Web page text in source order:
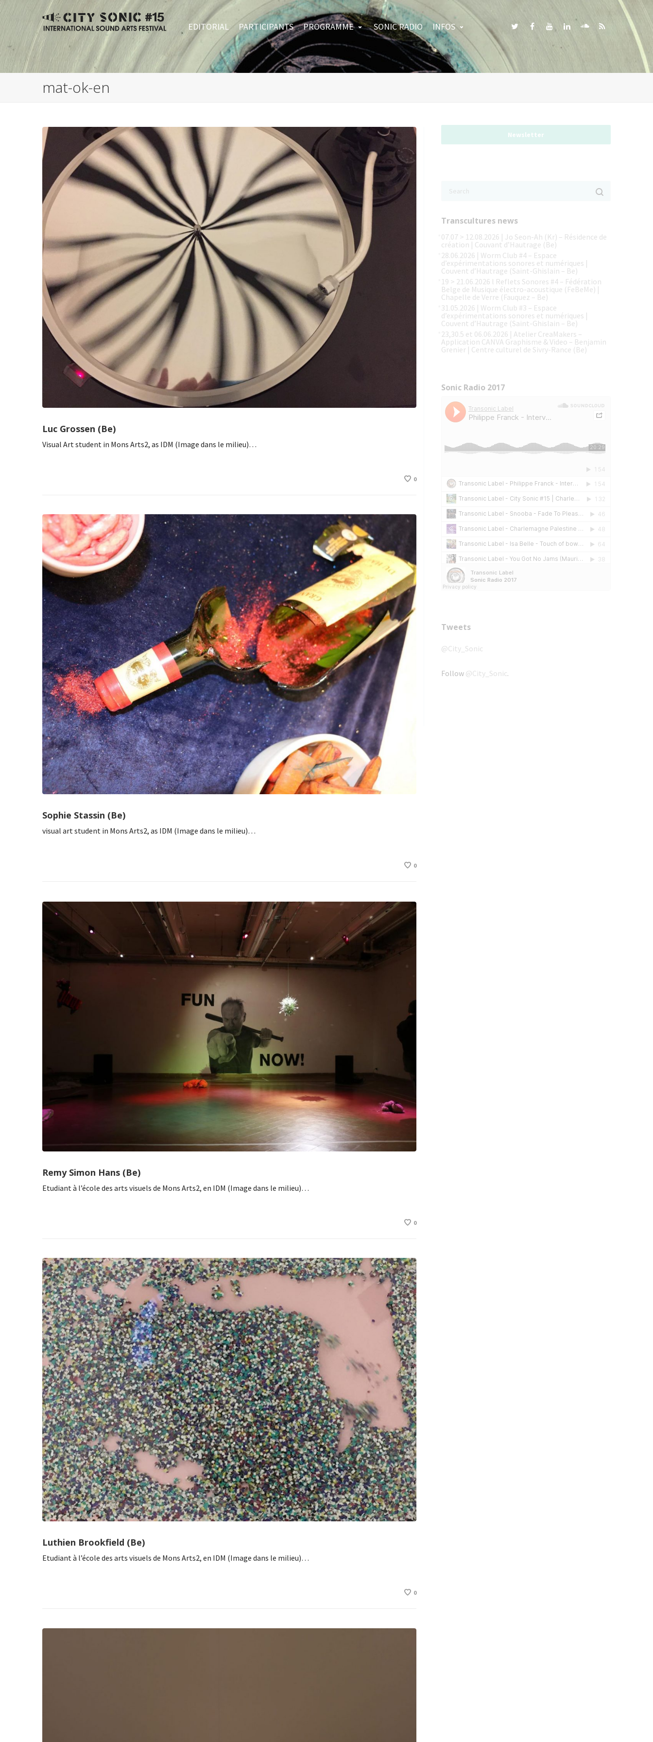
EDITORIAL PARTICIPANTS PROGRAMME SONIC RADIO INFOS
mat-ok-en
Luc Grossen (Be)
Visual Art student in Mons Arts2, as IDM (Image dans le milieu)…
0
Sophie Stassin (Be)
visual art student in Mons Arts2, as IDM (Image dans le milieu)…
0
Remy Simon Hans (Be)
Etudiant à l’école des arts visuels de Mons Arts2, en IDM (Image dans le milieu)…
0
Luthien Brookfield (Be)
Etudiant à l’école des arts visuels de Mons Arts2, en IDM (Image dans le milieu)…
0
Newsletter
Transcultures news
07.07 > 12.08.2026 | Jo Seon-Ah (Kr) – Résidence de
création | Couvant d’Hautrage (Be)
28.06.2026 | Worm Club #4 – Espace
d’expérimentations sonores et numériques |
Couvent d’Hautrage (Saint-Ghislain – Be)
19 > 21.06.2026 l Reflets Sonores #4 – Fédération
Belge de Musique électro-acoustique (FeBeMe) |
Chapelle de Verre (Fauquez – Be)
31.05.2026 | Worm Club #3 – Espace
d’expérimentations sonores et numériques |
Couvent d’Hautrage (Saint-Ghislain – Be)
23,30.5 et 06.06.2026 | Atelier CreaMakers –
Application CANVA Graphisme & Video – Benjamin
Grenier | Centre culturel de Sivry-Rance (Be)
Sonic Radio 2017
Tweets
@City_Sonic
Follow @City_Sonic.